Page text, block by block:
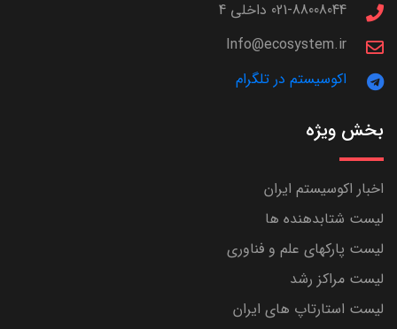
021-88008044 داخلی 4
Info@ecosystem.ir
اکوسیستم در تلگرام
بخش ویژه
اخبار اکوسیستم ایران
لیست شتابدهنده ها
لیست پارکهای علم و فناوری
لیست مراکز رشد
لیست استارتاپ های ایران